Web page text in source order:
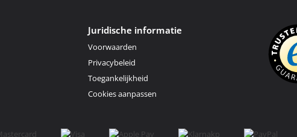
Juridische informatie
Voorwaarden
Privacybeleid
Toegankelijkheid
Cookies aanpassen